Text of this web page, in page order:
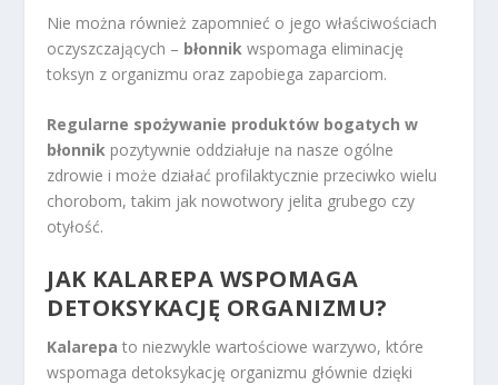
Nie można również zapomnieć o jego właściwościach
oczyszczających – błonnik wspomaga eliminację
toksyn z organizmu oraz zapobiega zaparciom.
Regularne spożywanie produktów bogatych w
błonnik pozytywnie oddziałuje na nasze ogólne
zdrowie i może działać profilaktycznie przeciwko wielu
chorobom, takim jak nowotwory jelita grubego czy
otyłość.
JAK KALAREPA WSPOMAGA
DETOKSYKACJĘ ORGANIZMU?
Kalarepa to niezwykle wartościowe warzywo, które
wspomaga detoksykację organizmu głównie dzięki